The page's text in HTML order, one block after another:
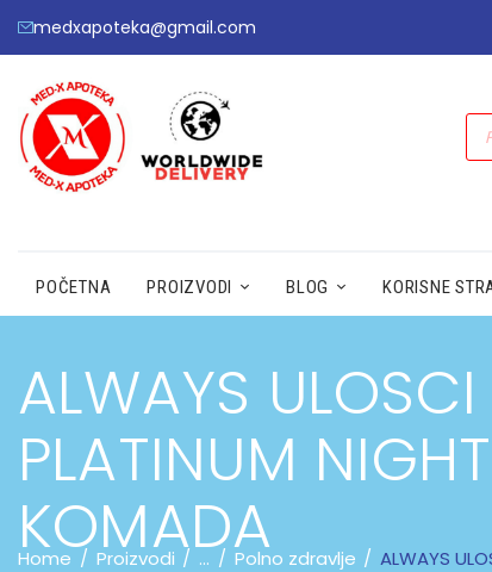
medxapoteka@gmail.com
POČETNA PROIZVODI BLOG KORISNE
ALWAYS ULOSCI
PLATINUM
KOMADA
Home Proizvodi ... Polno zdravlje ALWAYS